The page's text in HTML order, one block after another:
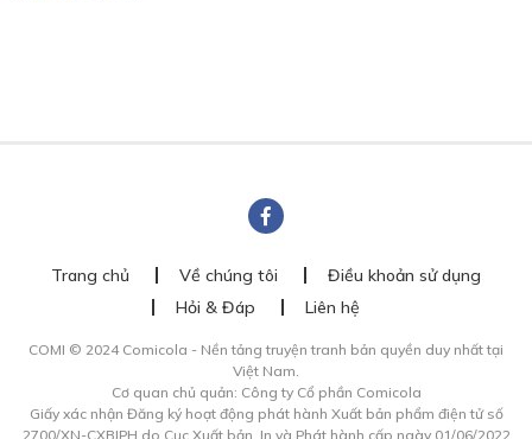
Trang chủ Về chúng tôi
Điều khoản sử dụng
Hỏi & Đáp
Liên hệ
COMI © 2024 Comicola - Nền tảng truyện tranh bản quyền duy nhất tại
Việt Nam.
Cơ quan chủ quản: Công ty Cổ phần Comicola
Giấy xác nhận Đăng ký hoạt động phát hành Xuất bản phẩm điện tử số
2700/XN-CXBIPH do Cục Xuất bản, In và Phát hành cấp ngày 01/06/2022